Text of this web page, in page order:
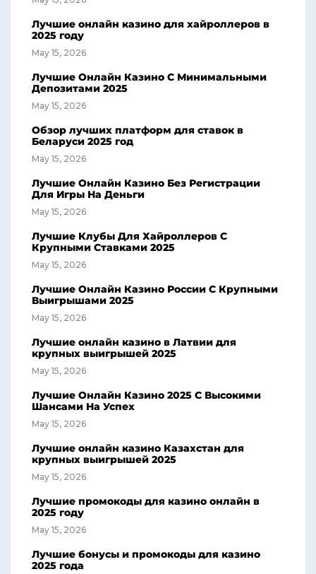
Лучшие онлайн казино для хайроллеров в
2025 году
May 15, 2026
Лучшие Онлайн Казино С Минимальными
Депозитами 2025
May 15, 2026
Обзор лучших платформ для ставок в
Беларуси 2025 год
May 15, 2026
Лучшие Онлайн Казино Без Регистрации
Для Игры На Деньги
May 15, 2026
Лучшие Клубы Для Хайроллеров С
Крупными Ставками 2025
May 15, 2026
Лучшие Онлайн Казино России С Крупными
Выигрышами 2025
May 15, 2026
Лучшие онлайн казино в Латвии для
крупных выигрышей 2025
May 15, 2026
Лучшие Онлайн Казино 2025 С Высокими
Шансами На Успех
May 15, 2026
Лучшие онлайн казино Казахстан для
крупных выигрышей 2025
May 15, 2026
Лучшие промокоды для казино онлайн в
2025 году
May 15, 2026
Лучшие бонусы и промокоды для казино
2025 года